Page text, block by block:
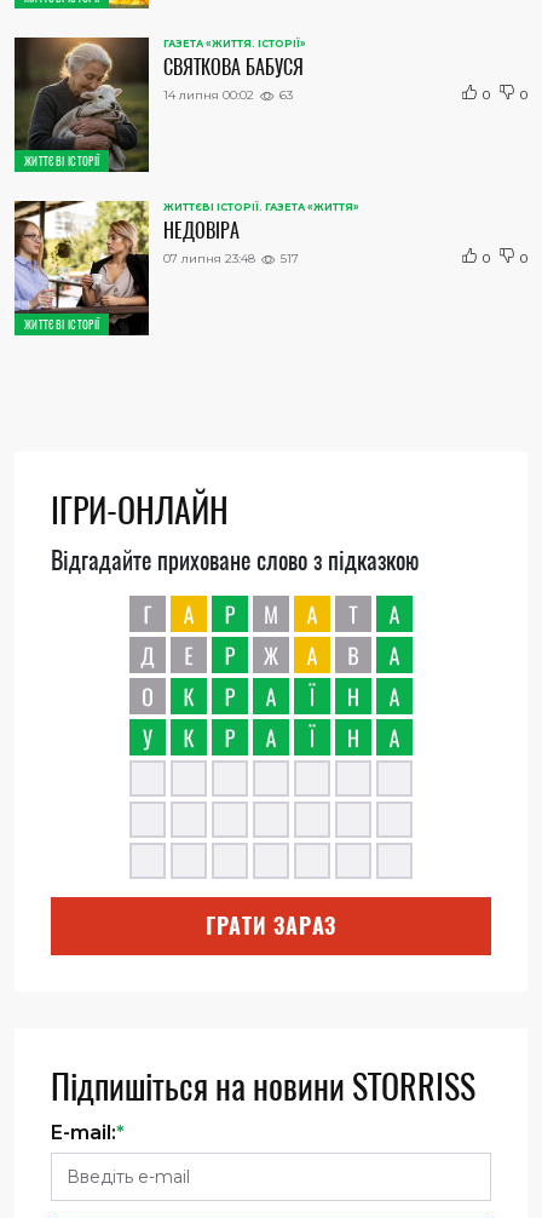
ЖИТТЄВІ ІСТОРІЇ
ГАЗЕТА «ЖИТТЯ. ІСТОРІЇ»
СВЯТКОВА БАБУСЯ
14 липня 00:02 63 0 0
ЖИТТЄВІ ІСТОРІЇ
ЖИТТЄВІ ІСТОРІЇ. ГАЗЕТА «ЖИТТЯ»
НЕДОВІРА
07 липня 23:48 517 0 0
ІГРИ-ОНЛАЙН
Відгадайте приховане слово з підказкою
ГРАТИ ЗАРАЗ
Підпишіться на новини STORRISS
E-mail:*